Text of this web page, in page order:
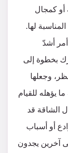
أو كمجال
لها.
أشدّ
بخطوة إلى
وجعلها
يؤهله للقيام
الشاقة قد
أو أسباب
آخرين يجدون